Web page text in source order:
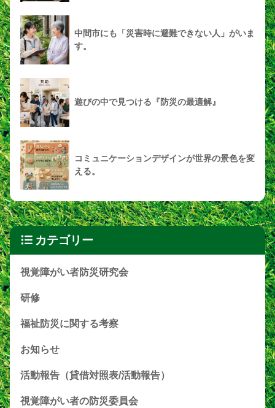
中間市にも「災害時に避難できない人」がいま
す。
遊びの中で見つける『防災の最適解』
コミュニケーションデザインが世界の景色を変
える。
カテゴリー
視覚障がい者防災研究会
研修
福祉防災に関する考察
お知らせ
活動報告（貸借対照表/活動報告）
視覚障がい者の防災委員会